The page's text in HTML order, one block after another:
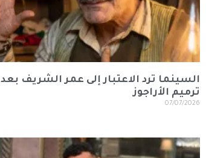
السينما ترد الاعتبار إلى عمر الشريف بعد
ترميم الأراجوز
07/07/2026